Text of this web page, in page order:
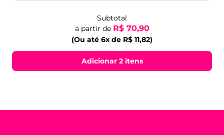
Subtotal
a partir de R$ 70,90
(Ou até 6x de R$ 11,82)
Adicionar 2 itens